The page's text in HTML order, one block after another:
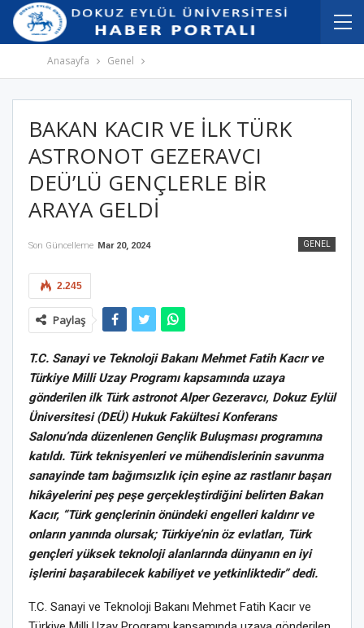
İçeriğe
atla
Navigasyona
atla
Anasayfa Genel
BAKAN KACIR VE İLK TÜRK
ASTRONOT GEZERAVCI
DEÜ’LÜ GENÇLERLE BİR
ARAYA GELDİ
GENEL
Son Güncelleme Mar 20, 2024
2.245
Paylaş
T.C. Sanayi ve Teknoloji Bakanı Mehmet Fatih Kacır ve
Türkiye Milli Uzay Programı kapsamında uzaya
gönderilen ilk Türk astronot Alper Gezeravcı, Dokuz Eylül
Üniversitesi (DEÜ) Hukuk Fakültesi Konferans
Salonu’nda düzenlenen Gençlik Buluşması programına
katıldı. Türk teknisyenleri ve mühendislerinin savunma
sanayinde tam bağımsızlık için eşine az rastlanır başarı
hikâyelerini peş peşe gerçekleştirdiğini belirten Bakan
Kacır, “Türk gençlerinin önündeki engelleri kaldırır ve
onların yanında olursak; Türkiye’nin öz evlatları, Türk
gençleri yüksek teknoloji alanlarında dünyanın en iyi
işlerini başarabilecek kabiliyet ve yetkinliktedir” dedi.
T.C. Sanayi ve Teknoloji Bakanı Mehmet Fatih Kacır ve